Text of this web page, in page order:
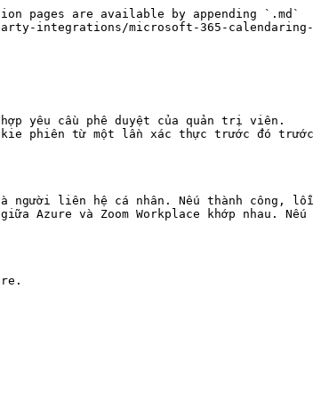
pages are available by appending `.md`
integrations/microsoft-365-calendaring-
yêu cầu phê duyệt của quản trị viên.
phiên từ một lần xác thực trước đó trước
liên hệ cá nhân. Nếu thành công, lỗi
Azure và Zoom Workplace khớp nhau. Nếu